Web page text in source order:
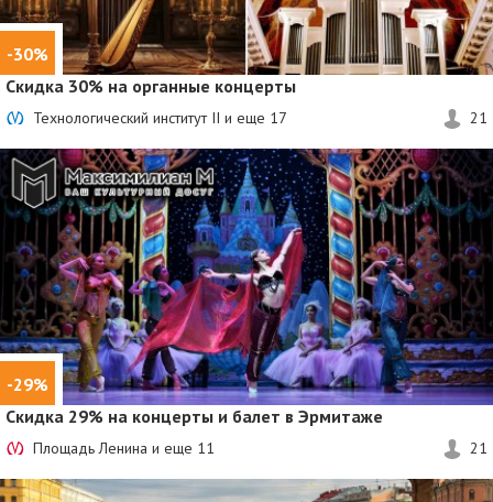
-30%
Скидка 30% на органные концерты
Технологический институт II и еще 17 21
-29%
Скидка 29% на концерты и балет в Эрмитаже
Площадь Ленина и еще 11 21